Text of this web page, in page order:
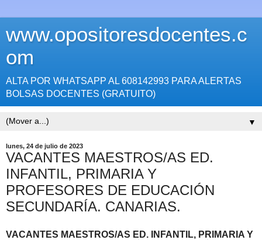
www.opositoresdocentes.c
om
ALTA POR WHATSAPP AL 608142993 PARA ALERTAS
BOLSAS DOCENTES (GRATUITO)
▼
lunes, 24 de julio de 2023
VACANTES MAESTROS/AS ED.
INFANTIL, PRIMARIA Y
PROFESORES DE EDUCACIÓN
SECUNDARÍA. CANARIAS.
VACANTES MAESTROS/AS ED. INFANTIL, PRIMARIA Y